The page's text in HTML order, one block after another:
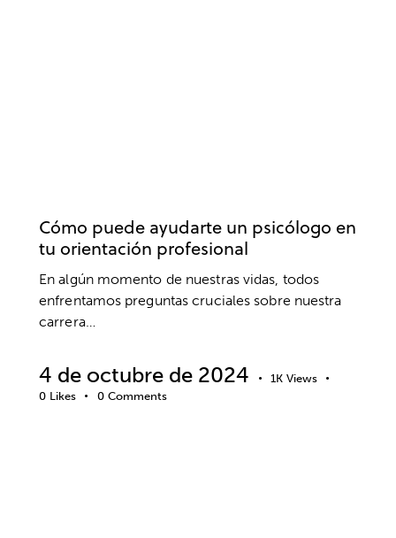
Cómo puede ayudarte un psicólogo en
tu orientación profesional
En algún momento de nuestras vidas, todos
enfrentamos preguntas cruciales sobre nuestra
carrera…
4 de octubre de 2024 1K Views
0 Likes 0 Comments